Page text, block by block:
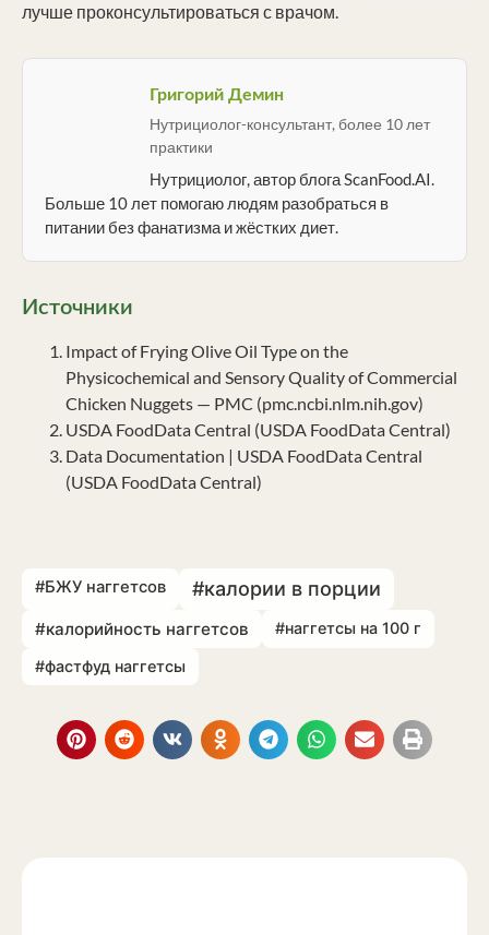
лучше проконсультироваться с врачом.
Григорий Демин
Нутрициолог-консультант, более 10 лет
практики
Нутрициолог, автор блога ScanFood.AI.
Больше 10 лет помогаю людям разобраться в
питании без фанатизма и жёстких диет.
Источники
Impact of Frying Olive Oil Type on the
Physicochemical and Sensory Quality of Commercial
Chicken Nuggets — PMC (pmc.ncbi.nlm.nih.gov)
USDA FoodData Central (USDA FoodData Central)
Data Documentation | USDA FoodData Central
(USDA FoodData Central)
#БЖУ наггетсов #калории в порции
#калорийность наггетсов #наггетсы на 100 г
#фастфуд наггетсы